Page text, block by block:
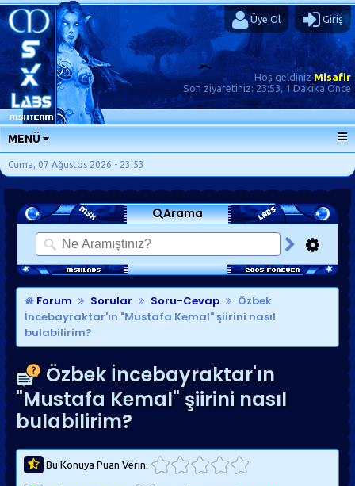
Üye Ol Giriş
Hoş geldinizMisafir
Son ziyaretiniz: 23:53, 1 Dakika Önce
MENÜ
ANA SAYFA
FORUMLAR
SORU-CEVAP
GÜNLÜKLER
SON MESAJLAR
KISAYOLLAR
Cuma, 07 Ağustos 2026 - 23:53
Arama
Forum Sorular Soru-Cevap
Özbek
İncebayraktar'ın "Mustafa Kemal" şiirini nasıl
bulabilirim?
Özbek İncebayraktar'ın
"Mustafa Kemal" şiirini nasıl
bulabilirim?
Bu Konuya Puan Verin: